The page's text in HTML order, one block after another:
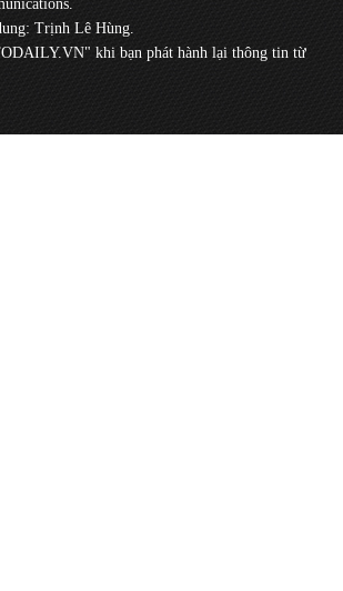
Trịnh Lê Hùng.
khi bạn phát hành lại thông tin từ